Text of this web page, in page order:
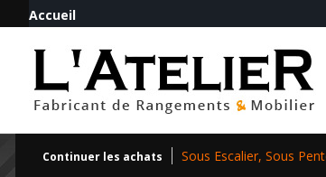
Accueil
Continuer les achats Sous Escalier, Sous